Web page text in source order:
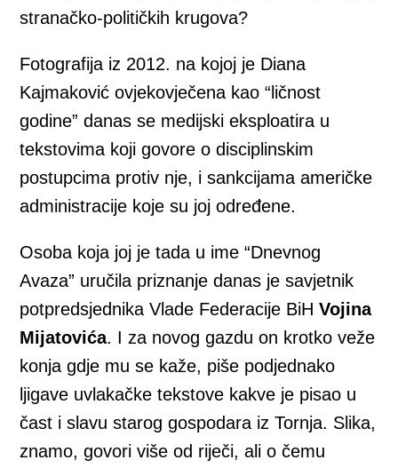
stranačko-političkih krugova?
Fotografija iz 2012. na kojoj je Diana
Kajmaković ovjekovječena kao “ličnost
godine” danas se medijski eksploatira u
tekstovima koji govore o disciplinskim
postupcima protiv nje, i sankcijama američke
administracije koje su joj određene.
Osoba koja joj je tada u ime “Dnevnog
Avaza” uručila priznanje danas je savjetnik
potpredsjednika Vlade Federacije BiH Vojina
Mijatovića. I za novog gazdu on krotko veže
konja gdje mu se kaže, piše podjednako
ljigave uvlakačke tekstove kakve je pisao u
čast i slavu starog gospodara iz Tornja. Slika,
znamo, govori više od riječi, ali o čemu